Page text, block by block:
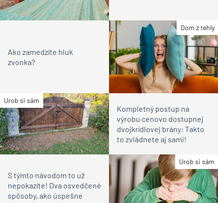
Dom z tehly
Ako zamedzíte hluk
zvonka?
Urob si sám
Kompletný postup na
výrobu cenovo dostupnej
dvojkrídlovej brány: Takto
to zvládnete aj sami!
Urob si sám
S týmto návodom to už
nepokazíte! Dva osvedčené
spôsoby, ako úspešne